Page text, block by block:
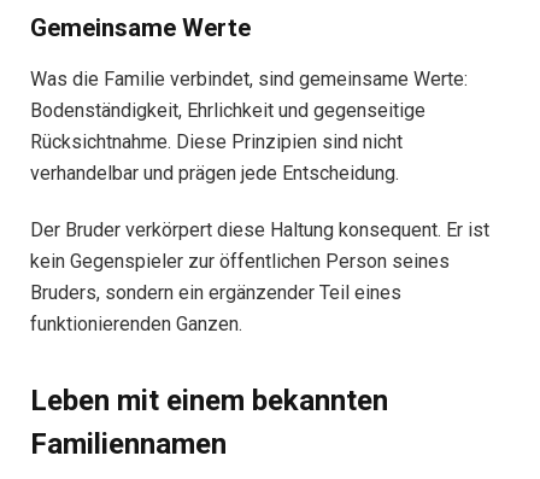
Gemeinsame Werte
Was die Familie verbindet, sind gemeinsame Werte:
Bodenständigkeit, Ehrlichkeit und gegenseitige
Rücksichtnahme. Diese Prinzipien sind nicht
verhandelbar und prägen jede Entscheidung.
Der Bruder verkörpert diese Haltung konsequent. Er ist
kein Gegenspieler zur öffentlichen Person seines
Bruders, sondern ein ergänzender Teil eines
funktionierenden Ganzen.
Leben mit einem bekannten
Familiennamen